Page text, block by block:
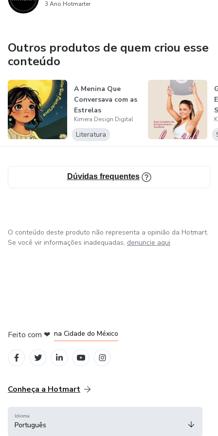
3 Ano Hotmarter
Outros produtos de quem criou esse
conteúdo
A Menina Que
Conversava com as
Estrelas
Kimera Design Digital
Literatura
Dúvidas frequentes
O conteúdo deste produto não representa a opinião da Hotmart.
Se você vir informações inadequadas, denuncie aqui
Feito com ❤ na Cidade do México
Conheça a Hotmart
Idioma
Português